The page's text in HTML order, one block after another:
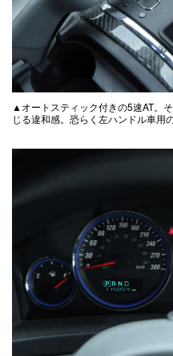
▲オートスティック付きの5速AT。
じる違和感。恐らく左ハンドル車用